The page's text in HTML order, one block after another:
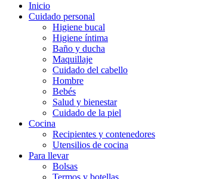
Inicio
Cuidado personal
Higiene bucal
Higiene íntima
Baño y ducha
Maquillaje
Cuidado del cabello
Hombre
Bebés
Salud y bienestar
Cuidado de la piel
Cocina
Recipientes y contenedores
Utensilios de cocina
Para llevar
Bolsas
Termos y botellas